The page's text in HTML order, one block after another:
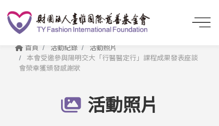
首頁 活動紀錄
活動照片
本會受邀參與陽明交大「行醫醫定行」課程成果發表座談
會榮幸獲頒發感謝狀
活動照片